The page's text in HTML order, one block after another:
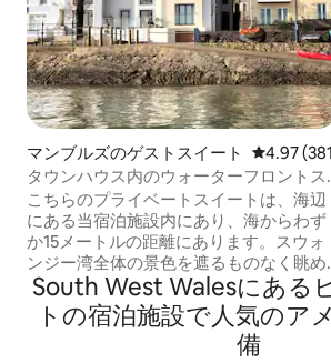
マンブルズのゲストスイート レビュー
4.97
タウンハウス内のウォーターフロントス
イート
こちらのプライベートスイートは、海辺
にある当宿泊施設内にあり、海からわず
か15メートルの距離にあります。スウォ
ンジー湾全体の景色を遮るものなく眺め
ることができます。新しい遊歩道を歩い
たり、向かい側のスリップウェイを利用
して水泳やパドルボードを楽しんだりで
South West Walesにある
トの宿泊施設で人気のア
備